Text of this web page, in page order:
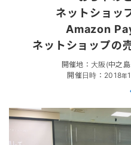
ネットショッ
Amazon
ネットショップの
開催地：大阪(中之
開催日時：2018年